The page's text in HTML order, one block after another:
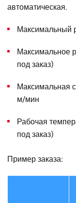
B, мм
Конструктивное
Наружный
диаметр D, мм
Страна
автоматическая.
Максимальный
Максимальное
под заказ)
Максимальная
м/мин
Рабочая
под заказ)
Пример заказа: